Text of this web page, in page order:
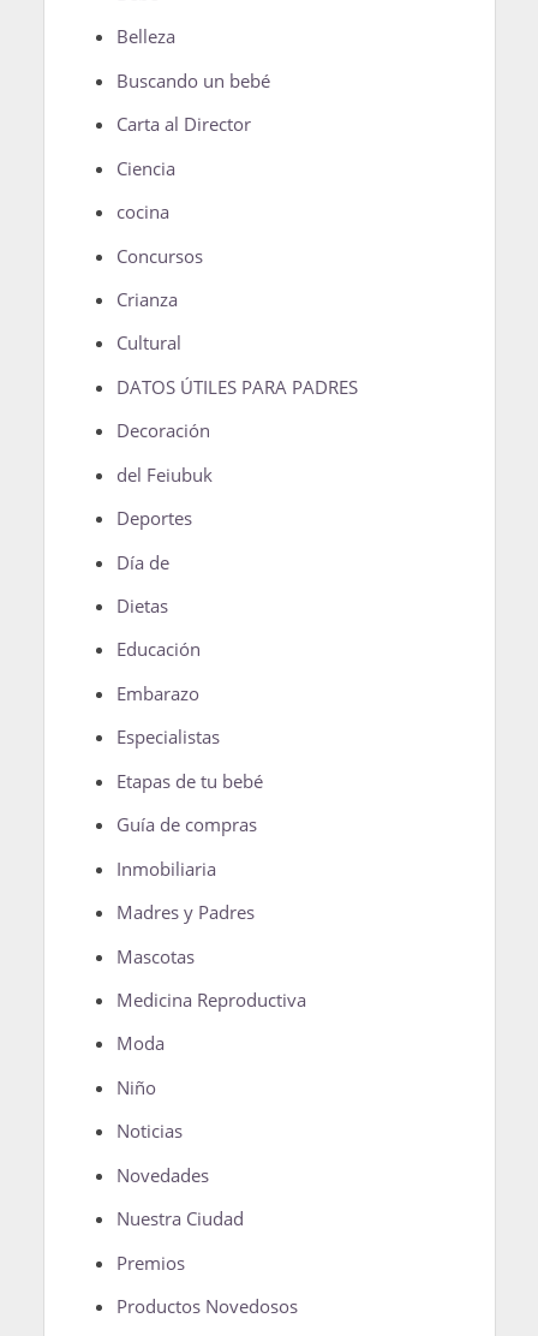
Belleza
Buscando un bebé
Carta al Director
Ciencia
cocina
Concursos
Crianza
Cultural
DATOS ÚTILES PARA PADRES
Decoración
del Feiubuk
Deportes
Día de
Dietas
Educación
Embarazo
Especialistas
Etapas de tu bebé
Guía de compras
Inmobiliaria
Madres y Padres
Mascotas
Medicina Reproductiva
Moda
Niño
Noticias
Novedades
Nuestra Ciudad
Premios
Productos Novedosos